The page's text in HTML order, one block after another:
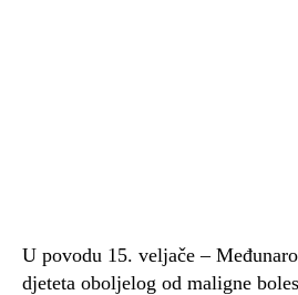
U povodu 15. veljače –
djeteta oboljelog od maligne